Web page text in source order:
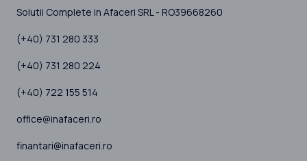
Solutii Complete in Afaceri SRL - RO39668260
(+40) 731 280 333
(+40) 731 280 224
(+40) 722 155 514
office@inafaceri.ro
finantari@inafaceri.ro